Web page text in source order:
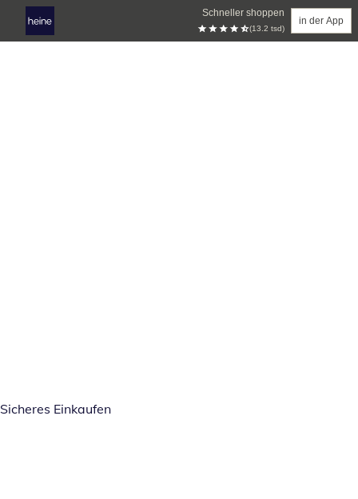
Schneller shoppen
(13.2 tsd)
in der App
Sicheres Einkaufen